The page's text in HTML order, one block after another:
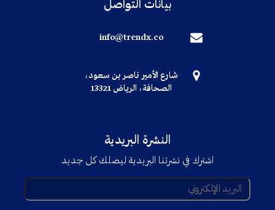
بيانات التواصل
info@trendx.co
شارع الأمير ناصر بن سعود،
الصحافة، الرياض 13321
النشرة البريدية
اشترك في نشرتنا البريدية ليصلك كل جديد